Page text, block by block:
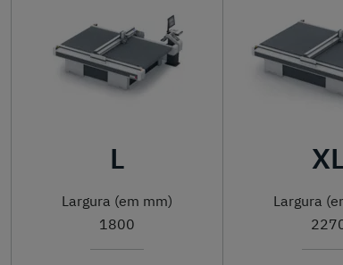
L
Largura (em mm)
1800
Largura